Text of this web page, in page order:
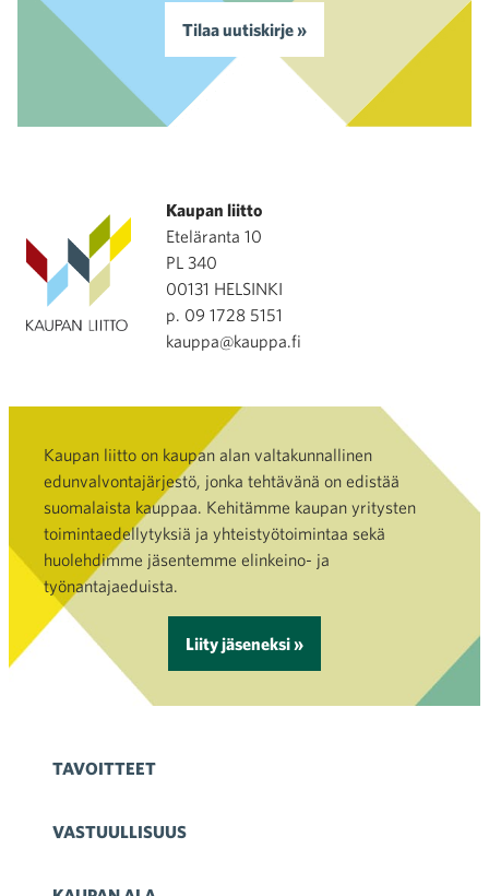
Tilaa uutiskirje »
Kaupan liitto
Eteläranta 10
PL 340
00131 HELSINKI
p. 09 1728 5151
kauppa@kauppa.fi
Kaupan liitto on kaupan alan valtakunnallinen
edunvalvontajärjestö, jonka tehtävänä on edistää
suomalaista kauppaa. Kehitämme kaupan yritysten
toimintaedellytyksiä ja yhteistyötoimintaa sekä
huolehdimme jäsentemme elinkeino- ja
työnantajaeduista.
Liity jäseneksi »
TAVOITTEET
VASTUULLISUUS